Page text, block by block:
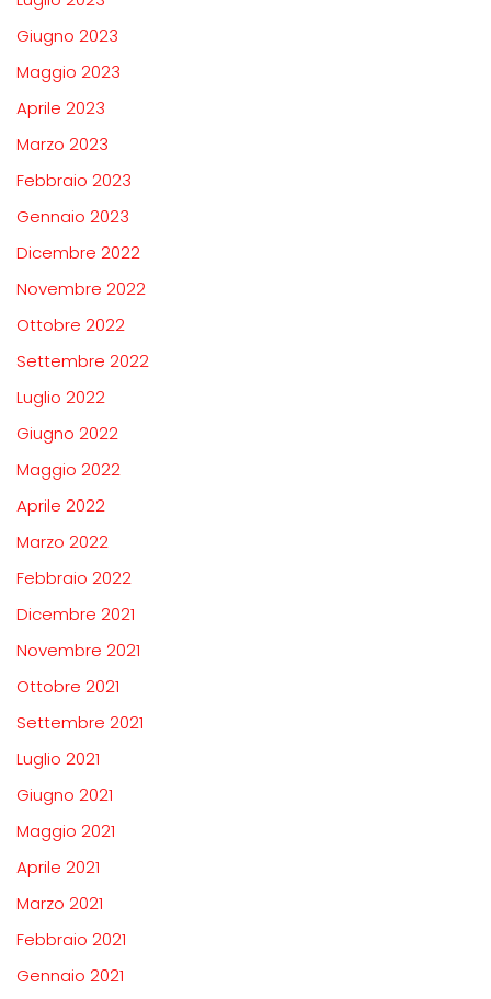
Giugno 2023
Maggio 2023
Aprile 2023
Marzo 2023
Febbraio 2023
Gennaio 2023
Dicembre 2022
Novembre 2022
Ottobre 2022
Settembre 2022
Luglio 2022
Giugno 2022
Maggio 2022
Aprile 2022
Marzo 2022
Febbraio 2022
Dicembre 2021
Novembre 2021
Ottobre 2021
Settembre 2021
Luglio 2021
Giugno 2021
Maggio 2021
Aprile 2021
Marzo 2021
Febbraio 2021
Gennaio 2021